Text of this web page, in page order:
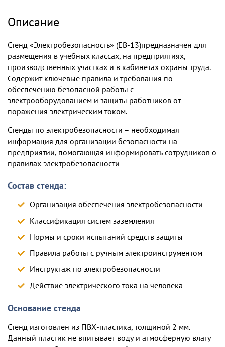
Описание
Стенд «Электробезопасность» (EB-13)предназначен для
размещения в учебных классах, на предприятиях,
производственных участках и в кабинетах охраны труда.
Содержит ключевые правила и требования по
обеспечению безопасной работы с
электрооборудованием и защиты работников от
поражения электрическим током.
Стенды по электробезопасности – необходимая
информация для организации безопасности на
предприятии, помогающая информировать сотрудников о
правилах электробезопасности
Состав стенда:
Организация обеспечения электробезопасности
Классификация систем заземления
Нормы и сроки испытаний средств защиты
Правила работы с ручным электроинструментом
Инструктаж по электробезопасности
Действие электрического тока на человека
Основание стенда
Стенд изготовлен из ПВХ-пластика, толщиной 2 мм.
Данный пластик не впитывает воду и атмосферную влагу